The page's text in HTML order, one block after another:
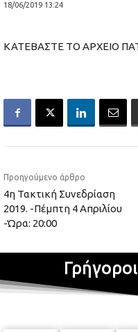
18/06/2019 13:24
ΚΑΤΕΒΑΣΤΕ ΤΟ ΑΡΧΕΙΟ
Προηγούμενο άρθρο
4η Τακτική Συνεδρίαση
2019. -Πέμπτη 4 Απριλίου
-Ώρα: 20:00